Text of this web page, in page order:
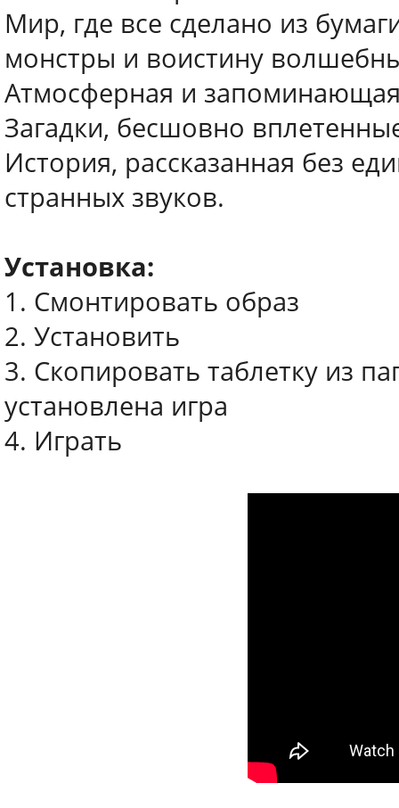
Мир, где все сделано из
монстры и воистину
Атмосферная и
Загадки, бесшовно
История, рассказанная без
странных звуков.
Установка:
1. Смонтировать образ
2. Установить
3. Скопировать таблетку из
установлена игра
4. Играть